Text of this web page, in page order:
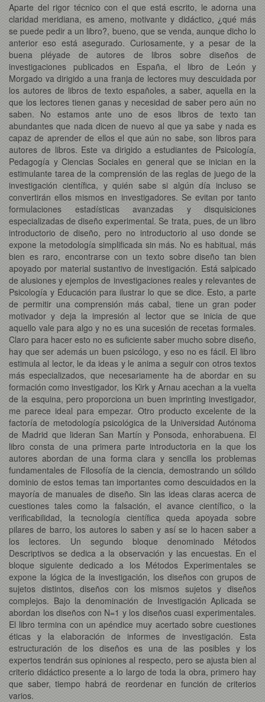
Aparte del rigor técnico con el que está escrito, le adorna una
claridad meridiana, es ameno, motivante y didáctico, ¿qué más
se puede pedir a un libro?, bueno, que se venda, aunque dicho lo
anterior eso está asegurado. Curiosamente, y a pesar de la
buena pléyade de autores de libros sobre diseños de
investigaciones publicados en España, el libro de León y
Morgado va dirigido a una franja de lectores muy descuidada por
los autores de libros de texto españoles, a saber, aquella en la
que los lectores tienen ganas y necesidad de saber pero aún no
saben. No estamos ante uno de esos libros de texto tan
abundantes que nada dicen de nuevo al que ya sabe y nada es
capaz de aprender de ellos el que aún no sabe, son libros para
autores de libros. Este va dirigido a estudiantes de Psicología,
Pedagogía y Ciencias Sociales en general que se inician en la
estimulante tarea de la comprensión de las reglas de juego de la
investigación científica, y quién sabe si algún día incluso se
convertirán ellos mismos en investigadores. Se evitan por tanto
formulaciones estadísticas avanzadas y disquisiciones
especializadas de diseño experimental. Se trata, pues, de un libro
introductorio de diseño, pero no introductorio al uso donde se
expone la metodología simplificada sin más. No es habitual, más
bien es raro, encontrarse con un texto sobre diseño tan bien
apoyado por material sustantivo de investigación. Está salpicado
de alusiones y ejemplos de investigaciones reales y relevantes de
Psicología y Educación para ilustrar lo que se dice. Esto, a parte
de permitir una comprensión más cabal, tiene un gran poder
motivador y deja la impresión al lector que se inicia de que
aquello vale para algo y no es una sucesión de recetas formales.
Claro para hacer esto no es suficiente saber mucho sobre diseño,
hay que ser además un buen psicólogo, y eso no es fácil. El libro
estimula al lector, le da ideas y le anima a seguir con otros textos
más especializados, que necesariamente ha de abordar en su
formación como investigador, los Kirk y Arnau acechan a la vuelta
de la esquina, pero proporciona un buen imprinting investigador,
me parece ideal para empezar. Otro producto excelente de la
factoría de metodología psicológica de la Universidad Autónoma
de Madrid que lideran San Martín y Ponsoda, enhorabuena. El
libro consta de una primera parte introductoria en la que los
autores abordan de una forma clara y sencilla los problemas
fundamentales de Filosofía de la ciencia, demostrando un sólido
dominio de estos temas tan importantes como descuidados en la
mayoría de manuales de diseño. Sin las ideas claras acerca de
cuestiones tales como la falsación, el avance científico, o la
verificabilidad, la tecnología científica queda apoyada sobre
pilares de barro, los autores lo saben y así se lo hacen saber a
los lectores. Un segundo bloque denominado Métodos
Descriptivos se dedica a la observación y las encuestas. En el
bloque siguiente dedicado a los Métodos Experimentales se
expone la lógica de la investigación, los diseños con grupos de
sujetos distintos, diseños con los mismos sujetos y diseños
complejos. Bajo la denominación de Investigación Aplicada se
abordan los diseños con N=1 y los diseños cuasi experimentales.
El libro termina con un apéndice muy acertado sobre cuestiones
éticas y la elaboración de informes de investigación. Esta
estructuración de los diseños es una de las posibles y los
expertos tendrán sus opiniones al respecto, pero se ajusta bien al
criterio didáctico presente a lo largo de toda la obra, primero hay
que saber, tiempo habrá de reordenar en función de criterios
varios.